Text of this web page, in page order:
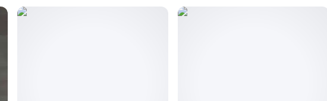
确定选用NBU15后，还需检查润滑系统的兼容性。其特殊的纤